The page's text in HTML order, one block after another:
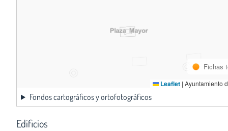
Fichas
Leaflet | Ayuntamiento
Fondos cartográficos y ortofotográficos
Edificios